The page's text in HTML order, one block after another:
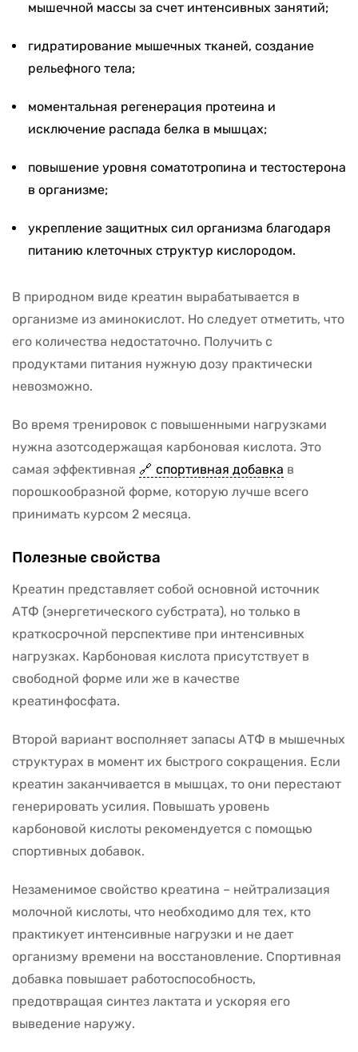
мышечной массы за счет интенсивных занятий;
гидратирование мышечных тканей, создание
рельефного тела;
моментальная регенерация протеина и
исключение распада белка в мышцах;
повышение уровня соматотропина и тестостерона
в организме;
укрепление защитных сил организма благодаря
питанию клеточных структур кислородом.
В природном виде креатин вырабатывается в
организме из аминокислот. Но следует отметить, что
его количества недостаточно. Получить с
продуктами питания нужную дозу практически
невозможно.
Во время тренировок с повышенными нагрузками
нужна азотсодержащая карбоновая кислота. Это
самая эффективная
спортивная добавка в
порошкообразной форме, которую лучше всего
принимать курсом 2 месяца.
Полезные свойства
Креатин представляет собой основной источник
АТФ (энергетического субстрата), но только в
краткосрочной перспективе при интенсивных
нагрузках. Карбоновая кислота присутствует в
свободной форме или же в качестве
креатинфосфата.
Второй вариант восполняет запасы АТФ в мышечных
структурах в момент их быстрого сокращения. Если
креатин заканчивается в мышцах, то они перестают
генерировать усилия. Повышать уровень
карбоновой кислоты рекомендуется с помощью
спортивных добавок.
Незаменимое свойство креатина – нейтрализация
молочной кислоты, что необходимо для тех, кто
практикует интенсивные нагрузки и не дает
организму времени на восстановление. Спортивная
добавка повышает работоспособность,
предотвращая синтез лактата и ускоряя его
выведение наружу.